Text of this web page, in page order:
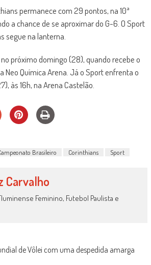
permanece com 29 pontos, na 10ª
a chance de se aproximar do G-6. O Sport
segue na lanterna.
próximo domingo (28), quando recebe o
Neo Química Arena. Já o Sport enfrenta o
às 16h, na Arena Castelão.
Brasileiro Corinthians Sport
Carvalho
Feminino, Futebol Paulista e
de Vôlei com uma despedida amarga